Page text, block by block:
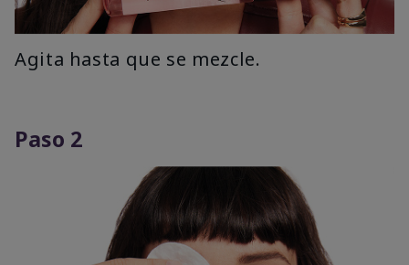
Agita hasta que se mezcle.
Paso 2